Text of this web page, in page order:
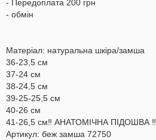
- Передоплата 200 грн
- обмін
Матеріал: натуральна шкіра/замша
36-23,5 см
37-24 см
38-24,5 см
39-25-25,5 см
40-26 см
41-26,5 см‼️ АНАТОМІЧНА ПІДОШВА ‼️
Артикул: беж замша 72750